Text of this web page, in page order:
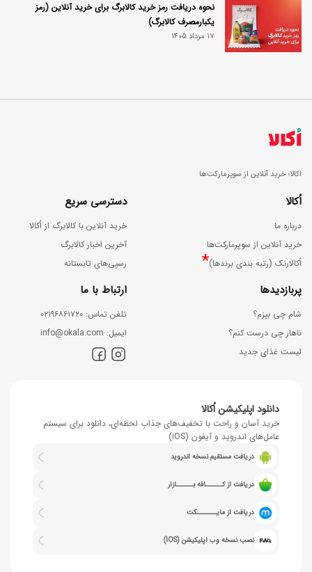
نحوه دریافت رمز خرید کالابرگ برای خرید آنلاین (رمز
یکبارمصرف کالابرگ)
17 مرداد 1405
اکالا؛ خرید آنلاین از سوپرمارکت‌ها
اُکالا
درباره ما
خرید آنلاین از سوپرمارکت‌ها
اُکالارنک (رتبه بندی برندها)*
دسترسی سریع
خرید آنلاین با کالابرگ از اُکالا
آخرین اخبار کالابرگ
رسپی‌های تابستانه
پربازدیدها
شام چی بپزم؟
ناهار چی درست کنم؟
لیست غذای جدید
ارتباط با ما
ﺗﻠﻔﻦ ﺗﻤﺎس: ۰۲۱۹۶۸۶۱۷۲۰
اﯾﻤﯿﻞ: info@okala.com
دانلود اپلیکیشن اُکالا
خرید آسان و راحت با تخفیف‌های جذابِ لحظه‌ای، دانلود برای سیستم
عامل‌های اندروید و آیفون (iOS)
دریافت مستقیم نسخه اندروید
دریافت از کــــــافه بــــــازار
دریافت از مایـــــــکت
نصب نسخه وب اپلیکیشن (IOS)